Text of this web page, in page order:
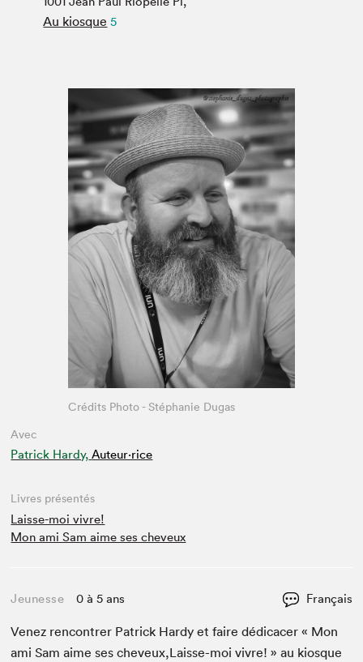
Espace médias
Au kiosque 5
Avec
Patrick Hardy, Auteur·rice
Crédits Photo - Stéphanie Dugas
Livres présentés
Laisse-moi vivre!
Mon ami Sam aime ses cheveux
Jeunesse 0 à 5 ans Français
Venez ren­con­tr­er Patrick Hardy et faire dédi­cac­er « Mon
ami Sam aime ses cheveux,Laisse-moi vivre! » au kiosque